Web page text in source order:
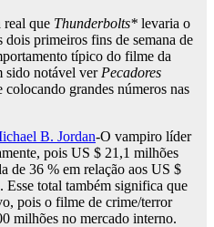
real que Thunderbolts* levaria o
primeiros fins de semana de
típico do filme da
sido notável ver Pecadores
grandes números nas
B. Jordan-O vampiro líder
pois US $ 21,1 milhões
de 36 % em relação aos US $
total também significa que
pois o filme de crime/terror
milhões no mercado interno.